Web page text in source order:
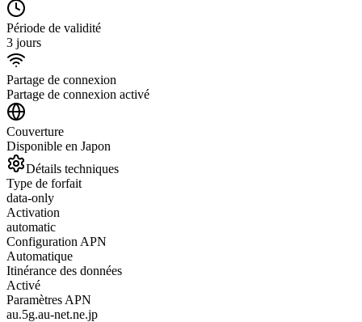
Période de validité
3 jours
Partage de connexion
Partage de connexion activé
Couverture
Disponible en Japon
Détails techniques
Type de forfait
data-only
Activation
automatic
Configuration APN
Automatique
Itinérance des données
Activé
Paramètres APN
au.5g.au-net.ne.jp